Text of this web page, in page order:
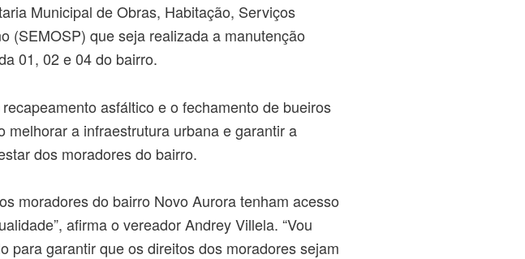
Municipal de Obras, Habitação, Serviços
(SEMOSP) que seja realizada a manutenção
01, 02 e 04 do bairro.
asfáltico e o fechamento de bueiros
melhorar a infraestrutura urbana e garantir a
dos moradores do bairro.
moradores do bairro Novo Aurora tenham acesso
afirma o vereador Andrey Villela. “Vou
para garantir que os direitos dos moradores sejam